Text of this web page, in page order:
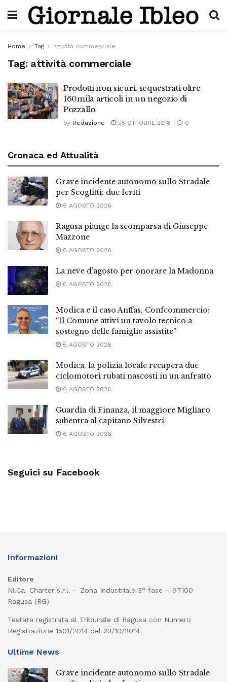
Home Tag attività commerciale
Tag: attività commerciale
Prodotti non sicuri, sequestrati oltre
160mila articoli in un negozio di
Pozzallo
by Redazione 25 OTTOBRE 2018 0
Cronaca ed Attualità
Grave incidente autonomo sullo Stradale
per Scoglitti: due feriti
6 AGOSTO 2026
Ragusa piange la scomparsa di Giuseppe
Mazzone
6 AGOSTO 2026
La neve d’agosto per onorare la Madonna
6 AGOSTO 2026
Modica e il caso Anffas, Confcommercio:
“Il Comune attivi un tavolo tecnico a
sostegno delle famiglie assistite”
6 AGOSTO 2026
Modica, la polizia locale recupera due
ciclomotori rubati nascosti in un anfratto
6 AGOSTO 2026
Guardia di Finanza, il maggiore Migliaro
subentra al capitano Silvestri
6 AGOSTO 2026
Seguici su Facebook
Informazioni
Editore
Ni.Ca. Charter s.r.l. – Zona Industriale 3° fase – 97100
Ragusa (RG)
Testata registrata al Tribunale di Ragusa con Numero
Registrazione 1501/2014 del 23/10/2014
Ultime News
Grave incidente autonomo sullo Stradale